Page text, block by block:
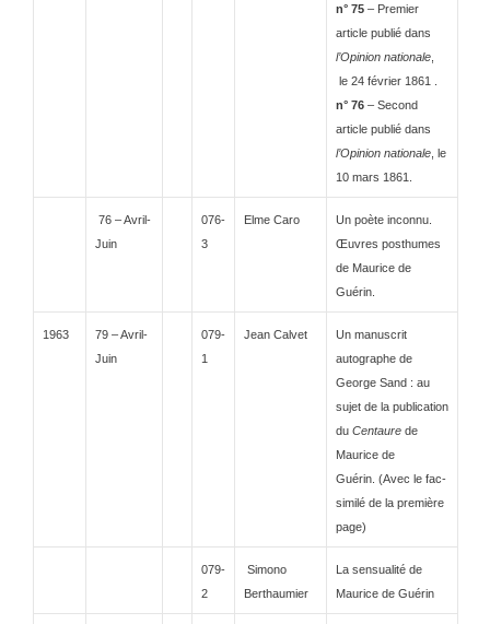
n° 75 – Premier
article publié dans
l’Opinion nationale
le 24 février 1861 .
n° 76 – Second
article publié dans
l’Opinion nationale , le
10 mars 1861.
76 – Avril-
Juin
076-
3
Elme Caro
Un poète inconnu.
Œuvres posthumes
de Maurice de
Guérin.
1963
79 – Avril-
Juin
079-
1
Jean Calvet
Un manuscrit
autographe de
George Sand : au
sujet de la publication
du Centaure de
Maurice de
Guérin. (Avec le fac-
similé de la première
page)
079-
2
Simono
Berthaumier
La sensualité de
Maurice de Guérin